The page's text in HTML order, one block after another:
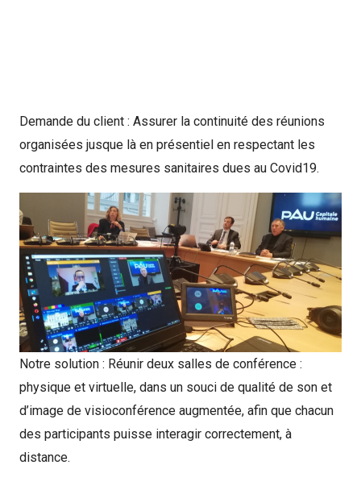
Demande du client : Assurer la continuité des réunions
organisées jusque là en présentiel en respectant les
contraintes des mesures sanitaires dues au Covid19.
Notre solution : Réunir deux salles de conférence :
physique et virtuelle, dans un souci de qualité de son et
d’image de visioconférence augmentée, afin que chacun
des participants puisse interagir correctement, à
distance.